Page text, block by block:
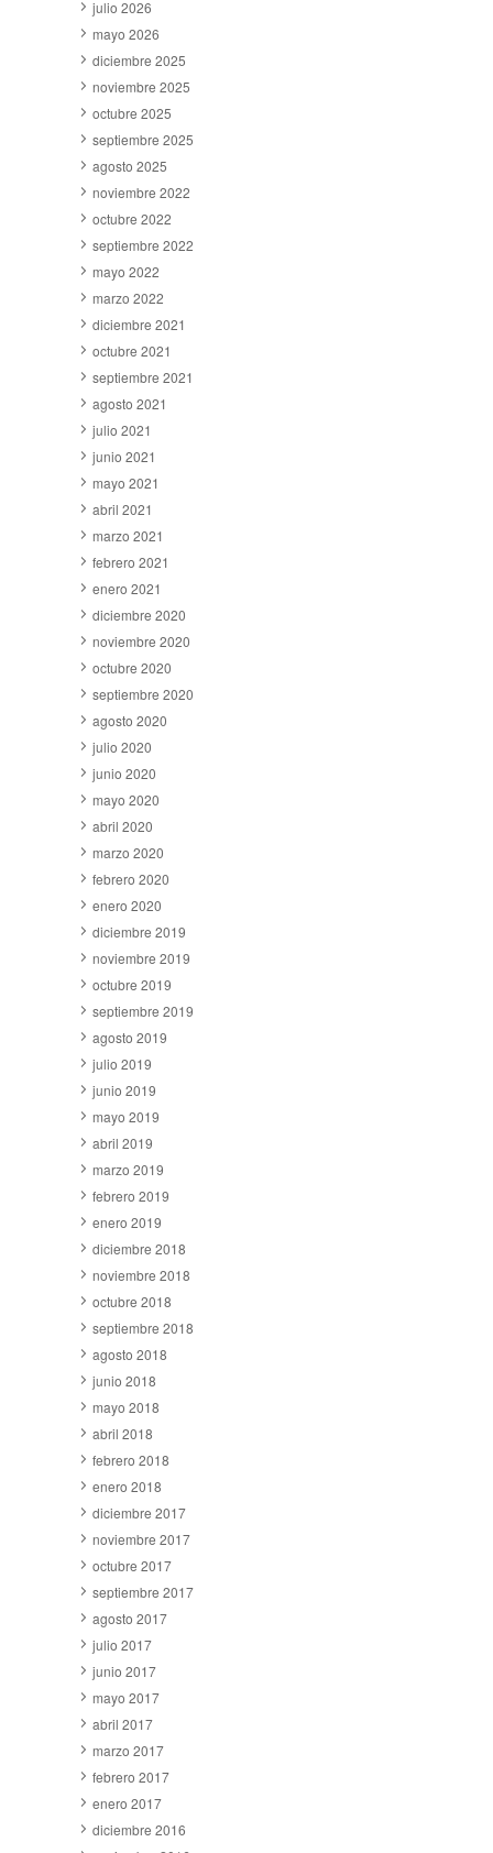
julio 2026
mayo 2026
diciembre 2025
noviembre 2025
octubre 2025
septiembre 2025
agosto 2025
noviembre 2022
octubre 2022
septiembre 2022
mayo 2022
marzo 2022
diciembre 2021
octubre 2021
septiembre 2021
agosto 2021
julio 2021
junio 2021
mayo 2021
abril 2021
marzo 2021
febrero 2021
enero 2021
diciembre 2020
noviembre 2020
octubre 2020
septiembre 2020
agosto 2020
julio 2020
junio 2020
mayo 2020
abril 2020
marzo 2020
febrero 2020
enero 2020
diciembre 2019
noviembre 2019
octubre 2019
septiembre 2019
agosto 2019
julio 2019
junio 2019
mayo 2019
abril 2019
marzo 2019
febrero 2019
enero 2019
diciembre 2018
noviembre 2018
octubre 2018
septiembre 2018
agosto 2018
junio 2018
mayo 2018
abril 2018
febrero 2018
enero 2018
diciembre 2017
noviembre 2017
octubre 2017
septiembre 2017
agosto 2017
julio 2017
junio 2017
mayo 2017
abril 2017
marzo 2017
febrero 2017
enero 2017
diciembre 2016